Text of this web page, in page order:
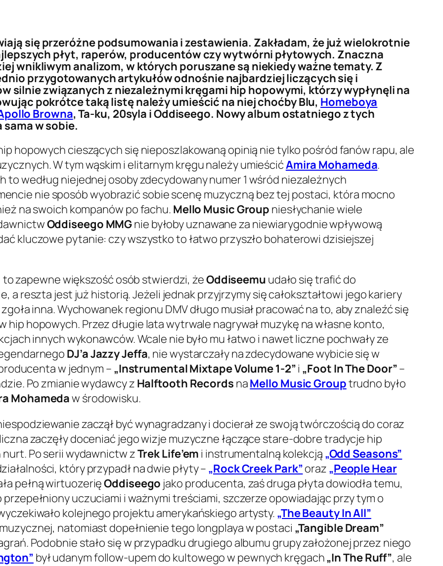
się przeróżne podsumowania i zestawienia. Zakładam, że już wielokrotnie
płyt, raperów, producentów czy wytwórni płytowych. Znaczna
wnikliwym analizom, w których poruszane są niekiedy ważne tematy. Z
przygotowanych artykułów odnośnie najbardziej liczących się i
silnie związanych z niezależnymi kręgami hip hopowymi, którzy wypłynęli na
pokrótce taką listę należy umieścić na niej choćby Blu, Homeboya
Browna, Ta-ku, 20syla i Oddiseego. Nowy album ostatniego z tych
sama w sobie.
hopowych cieszących się nieposzlakowaną opinią nie tylko pośród fanów rapu, ale
W tym wąskim i elitarnym kręgu należy umieścićAmira Mohameda.
według niejednej osoby zdecydowany numer 1 wśród niezależnych
nie sposób wyobrazić sobie scenę muzyczną bez tej postaci, która mocno
na swoich kompanów po fachu. Mello Music Group niesłychanie wiele
Oddiseego MMGnie byłoby uznawane za niewiarygodnie wpływową
kluczowe pytanie: czy wszystko to łatwo przyszło bohaterowi dzisiejszej
zapewne większość osób stwierdzi, żeOddiseemu udało się trafić do
a reszta jest już historią. Jeżeli jednak przyjrzymy się całokształtowi jego kariery
inna. Wychowanek regionu DMV długo musiał pracować na to, aby znaleźć się
hopowych. Przez długie lata wytrwale nagrywał muzykę na własne konto,
innych wykonawców. Wcale nie było mu łatwo i nawet liczne pochwały ze
DJ’a Jazzy Jeffa, nie wystarczały na zdecydowane wybicie się w
w jednym – „Instrumental Mixtape Volume 1-2”i „Foot In The Door”–
Po zmianie wydawcy z Halftooth Records naMello Music Grouptrudno było
Mohamedaw środowisku.
zaczął być wynagradzany i docierał ze swoją twórczością do coraz
zaczęły doceniać jego wizje muzyczne łączące stare-dobre tradycje hip
Po serii wydawnictw zTrek Life’em i instrumentalną kolekcją „Odd Seasons”
który przypadł na dwie płyty – „Rock Creek Park”oraz „People Hear
pełną wirtuozerięOddiseego jako producenta, zaś druga płyta dowiodła temu,
uczuciami i ważnymi treściami, szczerze opowiadając przy tym o
kolejnego projektu amerykańskiego artysty. „The Beauty In All”
natomiast dopełnienie tego longplaya w postaci „Tangible Dream”
Podobnie stało się w przypadku drugiego albumu grupy założonej przez niego
był udanym follow-upem do kultowego w pewnych kręgach„In The Ruff”, ale